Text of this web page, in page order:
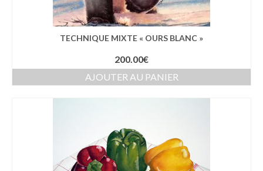
TECHNIQUE MIXTE « OURS BLANC »
200.00€
AJOUTER AU PANIER